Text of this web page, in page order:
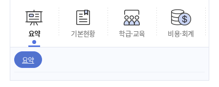
요약 기본현황 학급·교육 비용·회계
요약